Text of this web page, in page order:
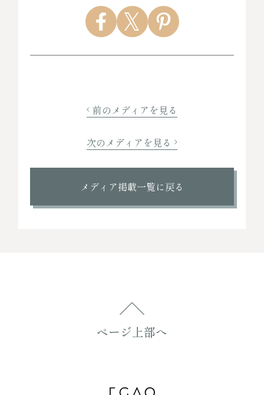
前のメディアを見る
次のメディアを見る
メディア掲載一覧に戻る
ページ上部へ